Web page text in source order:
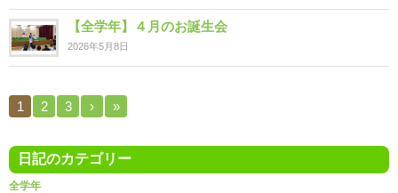
【全学年】４月のお誕生会
2026年5月8日
1 2 3 › »
日記のカテゴリー
全学年